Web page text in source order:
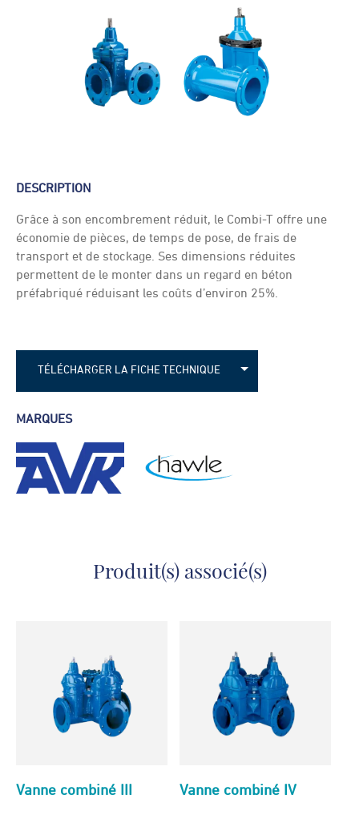
DESCRIPTION
Grâce à son encombrement réduit, le Combi-T offre une
économie de pièces, de temps de pose, de frais de
transport et de stockage. Ses dimensions réduites
permettent de le monter dans un regard en béton
préfabriqué réduisant les coûts d’environ 25%.
TÉLÉCHARGER LA FICHE TECHNIQUE
MARQUES
Produit(s) associé(s)
Vanne combiné III Vanne combiné IV